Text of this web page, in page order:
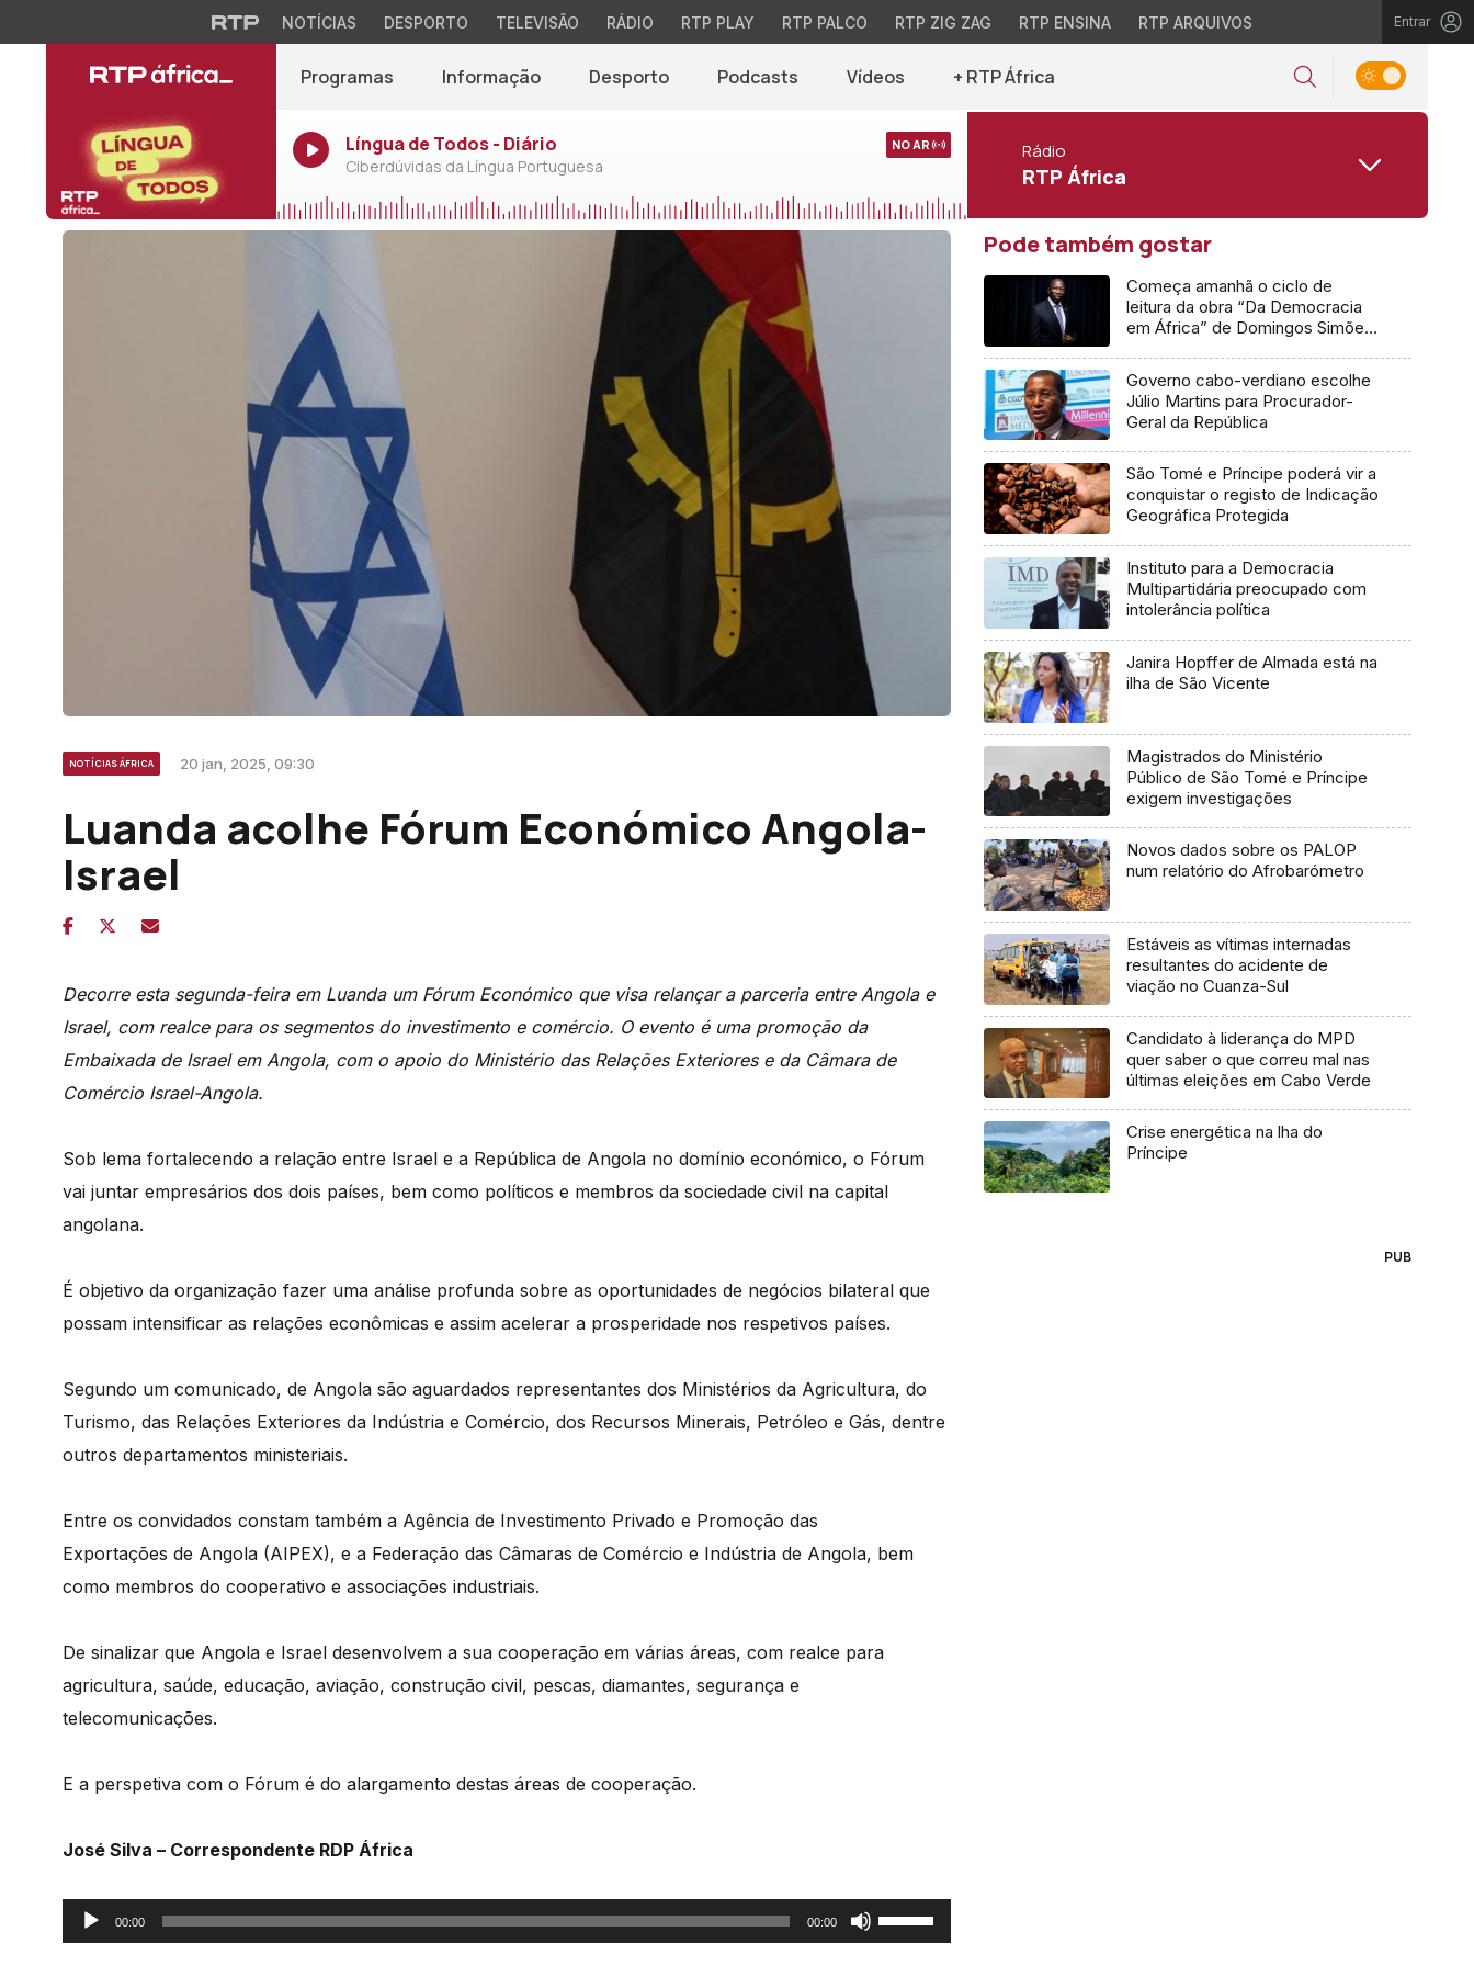
NOTÍCIAS DESPORTO TELEVISÃO RÁDIO RTP PLAY RTP PALCO RTP ZIG ZAG RTP ENSINA RTP ARQUIVOS Entrar
Programas Informação Desporto Podcasts Vídeos + RTP África
Língua de Todos - Diário
Ciberdúvidas da Língua Portuguesa
NO AR Rádio
RTP África
NOTÍCIAS ÁFRICA 20 jan, 2025, 09:30
Luanda acolhe Fórum Económico Angola-
Israel
Decorre esta segunda-feira em Luanda um Fórum Económico que visa relançar a parceria entre Angola e
Israel, com realce para os segmentos do investimento e comércio. O evento é uma promoção da
Embaixada de Israel em Angola, com o apoio do Ministério das Relações Exteriores e da Câmara de
Comércio Israel-Angola.
Sob lema fortalecendo a relação entre Israel e a República de Angola no domínio económico, o Fórum
vai juntar empresários dos dois países, bem como políticos e membros da sociedade civil na capital
angolana.
É objetivo da organização fazer uma análise profunda sobre as oportunidades de negócios bilateral que
possam intensificar as relações econômicas e assim acelerar a prosperidade nos respetivos países.
Segundo um comunicado, de Angola são aguardados representantes dos Ministérios da Agricultura, do
Turismo, das Relações Exteriores da Indústria e Comércio, dos Recursos Minerais, Petróleo e Gás, dentre
outros departamentos ministeriais.
Entre os convidados constam também a Agência de Investimento Privado e Promoção das
Exportações de Angola (AIPEX), e a Federação das Câmaras de Comércio e Indústria de Angola, bem
como membros do cooperativo e associações industriais.
De sinalizar que Angola e Israel desenvolvem a sua cooperação em várias áreas, com realce para
agricultura, saúde, educação, aviação, construção civil, pescas, diamantes, segurança e
telecomunicações.
E a perspetiva com o Fórum é do alargamento destas áreas de cooperação.
José Silva – Correspondente RDP África
Reprodutor
de
00:00 00:00
Use
as
Pode também gostar
Começa amanhã o ciclo de
leitura da obra “Da Democracia
em África” de Domingos Simões
Governo cabo-verdiano escolhe
Júlio Martins para Procurador-
Geral da República
São Tomé e Príncipe poderá vir a
conquistar o registo de Indicação
Geográfica Protegida
Instituto para a Democracia
Multipartidária preocupado com
intolerância política
Janira Hopffer de Almada está na
ilha de São Vicente
Magistrados do Ministério
Público de São Tomé e Príncipe
exigem investigações
Novos dados sobre os PALOP
num relatório do Afrobarómetro
Estáveis as vítimas internadas
resultantes do acidente de
viação no Cuanza-Sul
Candidato à liderança do MPD
quer saber o que correu mal nas
últimas eleições em Cabo Verde
Crise energética na lha do
Príncipe
PUB